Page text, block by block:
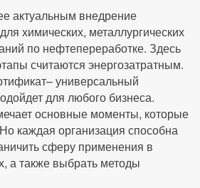
актуальным внедрение
химических, металлургических
по нефтепереработке. Здесь
считаются энергозатратным.
универсальный
для любого бизнеса.
основные моменты, которые
каждая организация способна
сферу применения в
а также выбрать методы